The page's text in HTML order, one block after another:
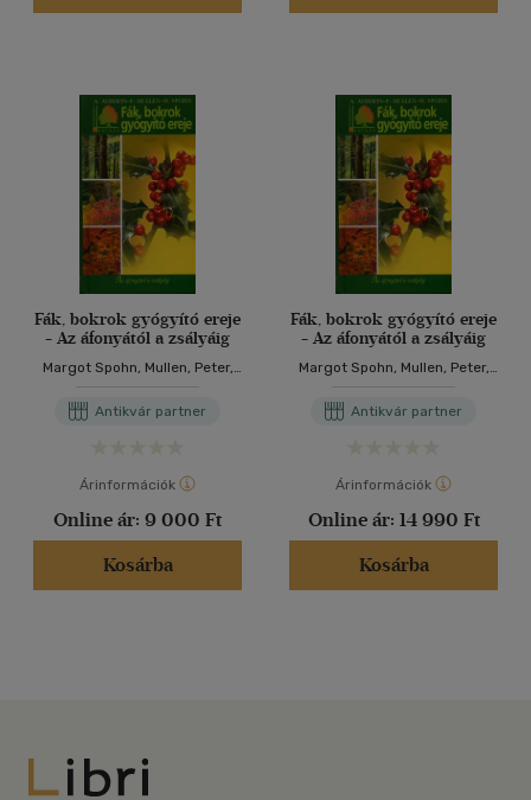
Fák, bokrok gyógyító ereje
- Az áfonyától a zsályáig
Margot Spohn, Mullen, Peter,
Antikvár partner
Árinformációk
Online ár: 9 000 Ft
Kosárba
Fák, bokrok gyógyító ereje
- Az áfonyától a zsályáig
Margot Spohn, Mullen, Peter,
Antikvár partner
Árinformációk
Online ár: 14 990 Ft
Kosárba
Libri